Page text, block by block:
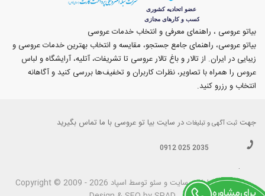
بیاتو عروسی ، راهنمای معرفی و انتخاب خدمات عروسی
بیاتو عروسی، راهنمای جامع جستجو، مقایسه و انتخاب بهترین خدمات عروسی و
زیبایی در ایران. از تالار و باغ تالار عروسی تا تشریفات، آتلیه، آرایشگاه و لباس
عروس را همراه با تصاویر، نظرات کاربران و تخفیف‌ها بررسی کنید و آگاهانه
انتخاب و رزرو کنید.
جهت ثبت آگهی و تبلیغات در سایت بیا تو عروسی با ما تماس بگیرید
0912 025 2035
.
بیاتوعروسیCopyright © 2009 - 2026 طراحی سايت و سئو توسط اسپاد